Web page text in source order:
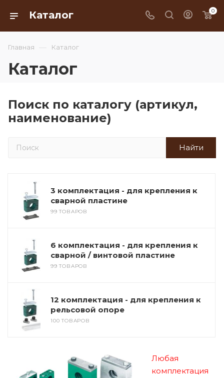
Каталог 0
Главная — Каталог
Каталог
Поиск по каталогу (артикул,
наименование)
3 комплектация - для крепления к
сварной пластине
99 ТОВАРОВ
6 комплектация - для крепления к
сварной / винтовой пластине
99 ТОВАРОВ
12 комплектация - для крепления к
рельсовой опоре
100 ТОВАРОВ
Любая
комплектация